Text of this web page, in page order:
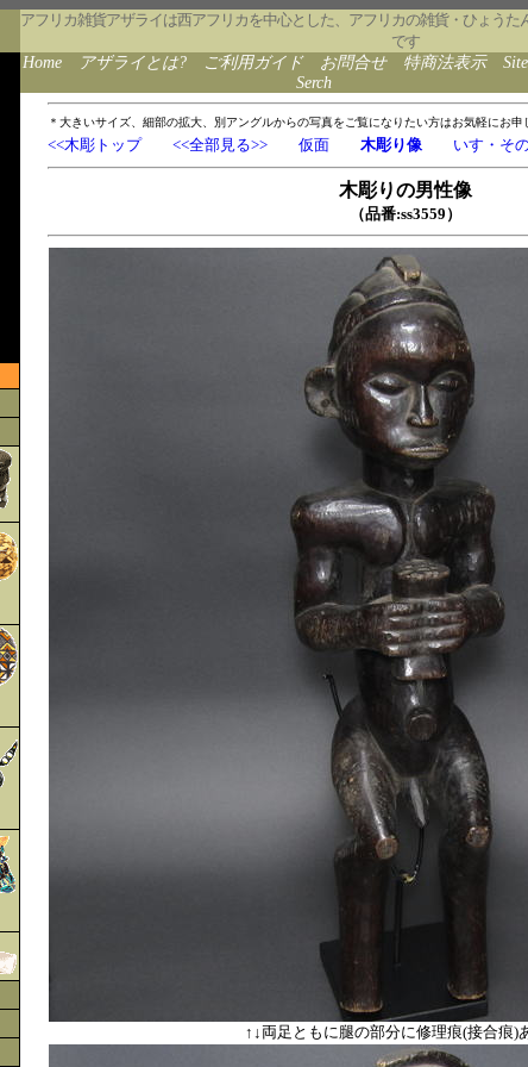
アフリカ雑貨アザライは西アフリカを中心とした、アフリカの雑貨・ひょう
です
Home
アザライとは? ご利用ガイド お問合せ 特商法表示
Serch
＊大きいサイズ、細部の拡大、別アングルからの写真をご覧になりたい方はお気軽にお申
<<木彫トップ <<全部見る>> 仮面 木彫り像 いす・そ
木彫りの男性像
（品番:ss3559）
↑↓両足ともに腿の部分に修理痕(接合痕)